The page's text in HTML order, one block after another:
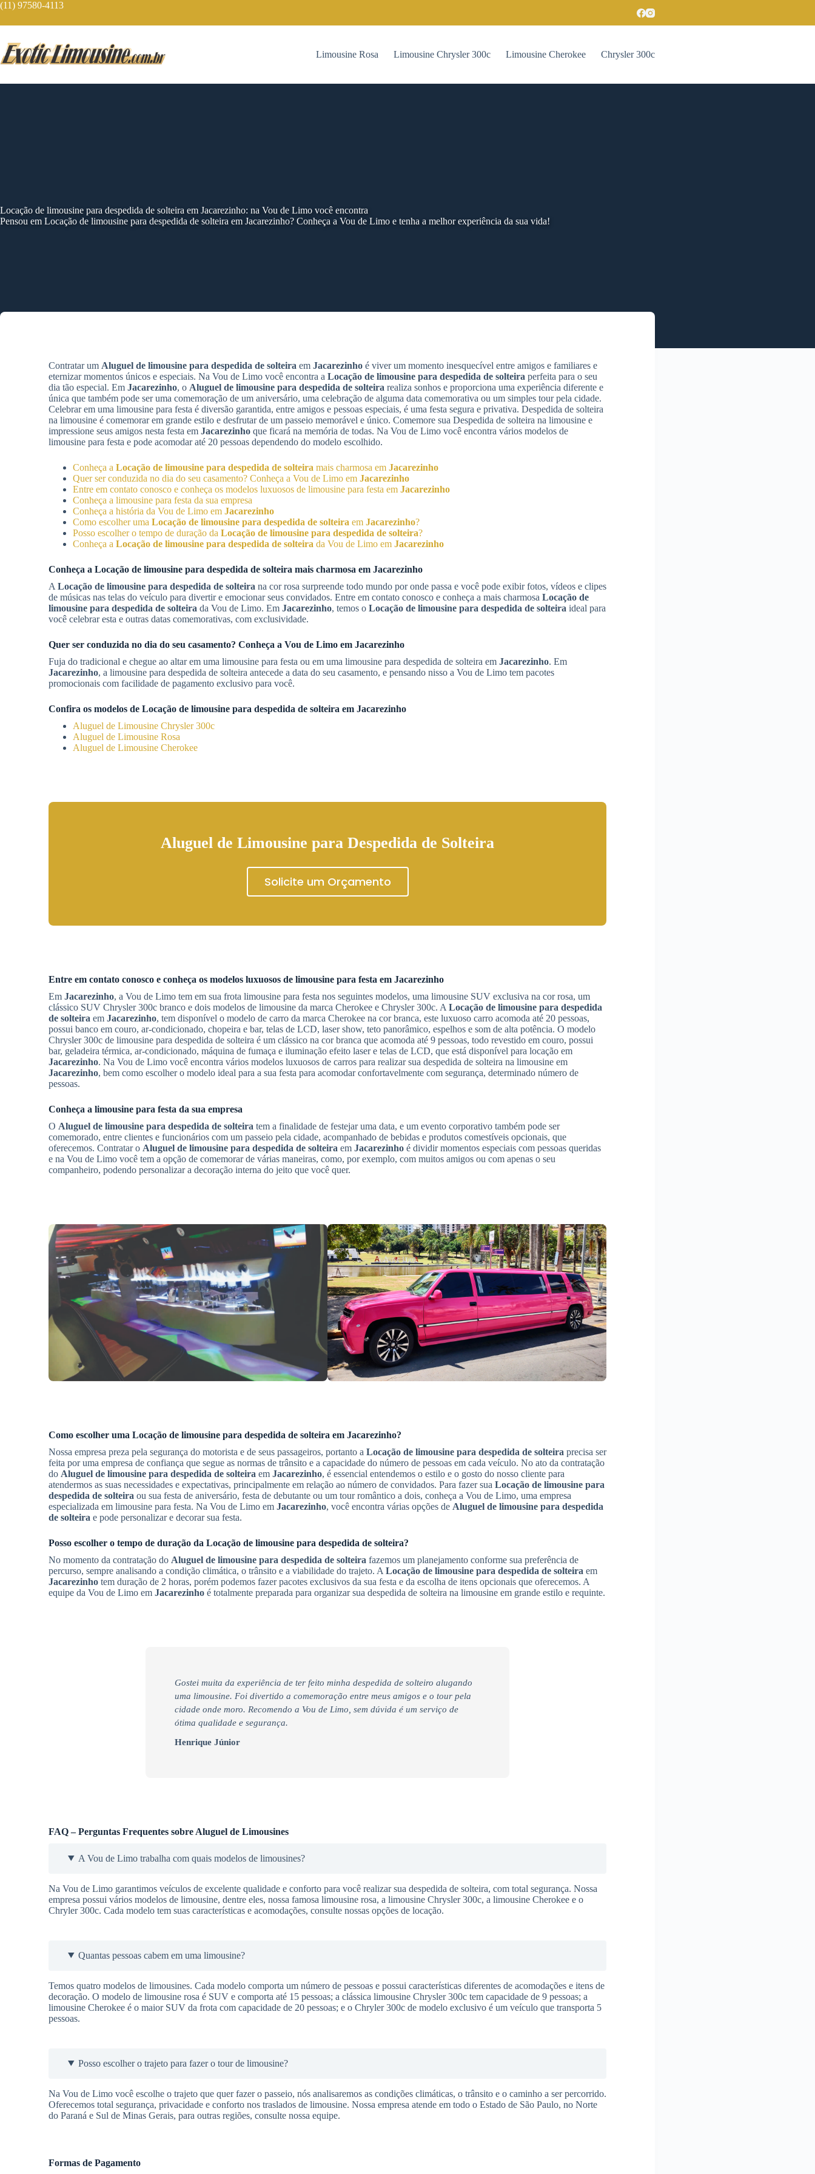
Skip
content
(11) 97580-4113
Limousine Rosa Limousine Chrysler 300c Limousine Cherokee Chrysler 300c
Locação de limousine para despedida de solteira em Jacarezinho: na Vou de Limo você encontra
Pensou em Locação de limousine para despedida de solteira em Jacarezinho? Conheça a Vou de Limo e tenha a melhor experiência da sua vida!
Contratar um Aluguel de limousine para despedida de solteira em Jacarezinho é viver um momento inesquecível entre amigos e familiares e
eternizar momentos únicos e especiais. Na Vou de Limo você encontra a Locação de limousine para despedida de solteira perfeita para o seu
dia tão especial. Em Jacarezinho, o Aluguel de limousine para despedida de solteira realiza sonhos e proporciona uma experiência diferente e
única que também pode ser uma comemoração de um aniversário, uma celebração de alguma data comemorativa ou um simples tour pela cidade.
Celebrar em uma limousine para festa é diversão garantida, entre amigos e pessoas especiais, é uma festa segura e privativa. Despedida de solteira
na limousine é comemorar em grande estilo e desfrutar de um passeio memorável e único. Comemore sua Despedida de solteira na limousine e
impressione seus amigos nesta festa em Jacarezinho que ficará na memória de todas. Na Vou de Limo você encontra vários modelos de
limousine para festa e pode acomodar até 20 pessoas dependendo do modelo escolhido.
Conheça a Locação de limousine para despedida de solteira mais charmosa em Jacarezinho
Quer ser conduzida no dia do seu casamento? Conheça a Vou de Limo em Jacarezinho
Entre em contato conosco e conheça os modelos luxuosos de limousine para festa em Jacarezinho
Conheça a limousine para festa da sua empresa
Conheça a história da Vou de Limo em Jacarezinho
Como escolher uma Locação de limousine para despedida de solteira em Jacarezinho?
Posso escolher o tempo de duração da Locação de limousine para despedida de solteira?
Conheça a Locação de limousine para despedida de solteira da Vou de Limo em Jacarezinho
Conheça a Locação de limousine para despedida de solteira mais charmosa em Jacarezinho
A Locação de limousine para despedida de solteira na cor rosa surpreende todo mundo por onde passa e você pode exibir fotos, vídeos e clipes
de músicas nas telas do veículo para divertir e emocionar seus convidados. Entre em contato conosco e conheça a mais charmosa Locação de
limousine para despedida de solteira da Vou de Limo. Em Jacarezinho, temos o Locação de limousine para despedida de solteira ideal para
você celebrar esta e outras datas comemorativas, com exclusividade.
Quer ser conduzida no dia do seu casamento? Conheça a Vou de Limo em Jacarezinho
Fuja do tradicional e chegue ao altar em uma limousine para festa ou em uma limousine para despedida de solteira em Jacarezinho. Em
Jacarezinho, a limousine para despedida de solteira antecede a data do seu casamento, e pensando nisso a Vou de Limo tem pacotes
promocionais com facilidade de pagamento exclusivo para você.
Confira os modelos de Locação de limousine para despedida de solteira em Jacarezinho
Aluguel de Limousine Chrysler 300c
Aluguel de Limousine Rosa
Aluguel de Limousine Cherokee
Aluguel de Limousine para Despedida de Solteira
Solicite um Orçamento
Entre em contato conosco e conheça os modelos luxuosos de limousine para festa em Jacarezinho
Em Jacarezinho, a Vou de Limo tem em sua frota limousine para festa nos seguintes modelos, uma limousine SUV exclusiva na cor rosa, um
clássico SUV Chrysler 300c branco e dois modelos de limousine da marca Cherokee e Chrysler 300c. A Locação de limousine para despedida
de solteira em Jacarezinho, tem disponível o modelo de carro da marca Cherokee na cor branca, este luxuoso carro acomoda até 20 pessoas,
possui banco em couro, ar-condicionado, chopeira e bar, telas de LCD, laser show, teto panorâmico, espelhos e som de alta potência. O modelo
Chrysler 300c de limousine para despedida de solteira é um clássico na cor branca que acomoda até 9 pessoas, todo revestido em couro, possui
bar, geladeira térmica, ar-condicionado, máquina de fumaça e iluminação efeito laser e telas de LCD, que está disponível para locação em
Jacarezinho. Na Vou de Limo você encontra vários modelos luxuosos de carros para realizar sua despedida de solteira na limousine em
Jacarezinho, bem como escolher o modelo ideal para a sua festa para acomodar confortavelmente com segurança, determinado número de
pessoas.
Conheça a limousine para festa da sua empresa
O Aluguel de limousine para despedida de solteira tem a finalidade de festejar uma data, e um evento corporativo também pode ser
comemorado, entre clientes e funcionários com um passeio pela cidade, acompanhado de bebidas e produtos comestíveis opcionais, que
oferecemos. Contratar o Aluguel de limousine para despedida de solteira em Jacarezinho é dividir momentos especiais com pessoas queridas
e na Vou de Limo você tem a opção de comemorar de várias maneiras, como, por exemplo, com muitos amigos ou com apenas o seu
companheiro, podendo personalizar a decoração interna do jeito que você quer.
Como escolher uma Locação de limousine para despedida de solteira em Jacarezinho?
Nossa empresa preza pela segurança do motorista e de seus passageiros, portanto a Locação de limousine para despedida de solteira precisa ser
feita por uma empresa de confiança que segue as normas de trânsito e a capacidade do número de pessoas em cada veículo. No ato da contratação
do Aluguel de limousine para despedida de solteira em Jacarezinho, é essencial entendemos o estilo e o gosto do nosso cliente para
atendermos as suas necessidades e expectativas, principalmente em relação ao número de convidados. Para fazer sua Locação de limousine para
despedida de solteira ou sua festa de aniversário, festa de debutante ou um tour romântico a dois, conheça a Vou de Limo, uma empresa
especializada em limousine para festa. Na Vou de Limo em Jacarezinho, você encontra várias opções de Aluguel de limousine para despedida
de solteira e pode personalizar e decorar sua festa.
Posso escolher o tempo de duração da Locação de limousine para despedida de solteira?
No momento da contratação do Aluguel de limousine para despedida de solteira fazemos um planejamento conforme sua preferência de
percurso, sempre analisando a condição climática, o trânsito e a viabilidade do trajeto. A Locação de limousine para despedida de solteira em
Jacarezinho tem duração de 2 horas, porém podemos fazer pacotes exclusivos da sua festa e da escolha de itens opcionais que oferecemos. A
equipe da Vou de Limo em Jacarezinho é totalmente preparada para organizar sua despedida de solteira na limousine em grande estilo e requinte.
Gostei muita da experiência de ter feito minha despedida de solteiro alugando
uma limousine. Foi divertido a comemoração entre meus amigos e o tour pela
cidade onde moro. Recomendo a Vou de Limo, sem dúvida é um serviço de
ótima qualidade e segurança.
Henrique Júnior
FAQ – Perguntas Frequentes sobre Aluguel de Limousines
A Vou de Limo trabalha com quais modelos de limousines?
Na Vou de Limo garantimos veículos de excelente qualidade e conforto para você realizar sua despedida de solteira, com total segurança. Nossa
empresa possui vários modelos de limousine, dentre eles, nossa famosa limousine rosa, a limousine Chrysler 300c, a limousine Cherokee e o
Chryler 300c. Cada modelo tem suas características e acomodações, consulte nossas opções de locação.
Quantas pessoas cabem em uma limousine?
Temos quatro modelos de limousines. Cada modelo comporta um número de pessoas e possui características diferentes de acomodações e itens de
decoração. O modelo de limousine rosa é SUV e comporta até 15 pessoas; a clássica limousine Chrysler 300c tem capacidade de 9 pessoas; a
limousine Cherokee é o maior SUV da frota com capacidade de 20 pessoas; e o Chryler 300c de modelo exclusivo é um veículo que transporta 5
pessoas.
Posso escolher o trajeto para fazer o tour de limousine?
Na Vou de Limo você escolhe o trajeto que quer fazer o passeio, nós analisaremos as condições climáticas, o trânsito e o caminho a ser percorrido.
Oferecemos total segurança, privacidade e conforto nos traslados de limousine. Nossa empresa atende em todo o Estado de São Paulo, no Norte
do Paraná e Sul de Minas Gerais, para outras regiões, consulte nossa equipe.
Formas de Pagamento